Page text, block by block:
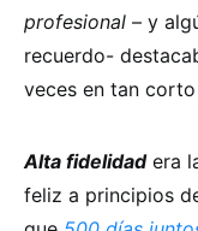
profesional – y
recuerdo-
veces en tan
Alta fidelidad era
feliz a principios